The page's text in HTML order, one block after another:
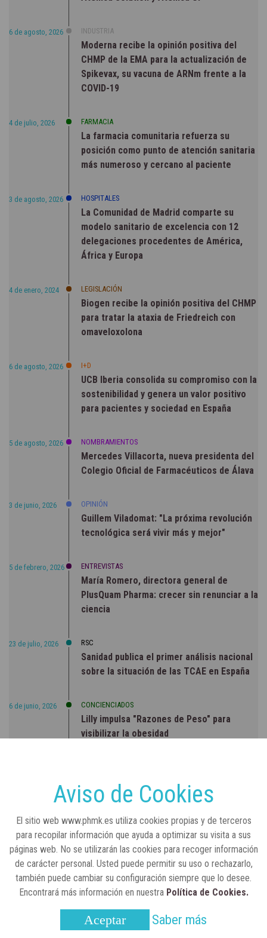
6 de agosto, 2026 INDUSTRIA
Moderna recibe la opinión positiva del
CHMP de la EMA para la actualización de
Spikevax, su vacuna de ARNm frente a la
COVID-19
4 de julio, 2026 FARMACIA
La farmacia comunitaria refuerza su
posición como punto de atención sanitaria
más numeroso y cercano al paciente
3 de agosto, 2026 HOSPITALES
La Comunidad de Madrid comparte su
modelo sanitario de excelencia con 12
delegaciones procedentes de América,
África y Europa
4 de enero, 2024 LEGISLACIÓN
Biogen recibe la opinión positiva del CHMP
para tratar la ataxia de Friedreich con
omaveloxolona
6 de agosto, 2026 I+D
UCB Iberia consolida su compromiso con la
sostenibilidad y genera un valor positivo
para pacientes y sociedad en España
5 de agosto, 2026 NOMBRAMIENTOS
Mercedes Villacorta, nueva presidenta del
Colegio Oficial de Farmacéuticos de Álava
3 de junio, 2026 OPINIÓN
Guillem Viladomat: "La próxima revolución
tecnológica será vivir más y mejor"
5 de febrero, 2026 ENTREVISTAS
María Romero, directora general de
PlusQuam Pharma: crecer sin renunciar a la
ciencia
23 de julio, 2026 RSC
Sanidad publica el primer análisis nacional
sobre la situación de las TCAE en España
6 de junio, 2026 CONCIENCIADOS
Lilly impulsa "Razones de Peso" para
visibilizar la obesidad
Real Academia Nacional de Farmacia: un
laboratorio de ideas que se ha adaptado a
Aviso de Cookies
El sitio web www.phmk.es utiliza cookies propias y de terceros
para recopilar información que ayuda a optimizar su visita a sus
páginas web. No se utilizarán las cookies para recoger información
de carácter personal. Usted puede permitir su uso o rechazarlo,
también puede cambiar su configuración siempre que lo desee.
Encontrará más información en nuestra Política de Cookies.
Aceptar Saber más